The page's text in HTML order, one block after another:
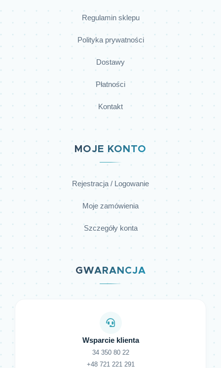
Regulamin sklepu
Polityka prywatności
Dostawy
Płatności
Kontakt
MOJE KONTO
Rejestracja / Logowanie
Moje zamówienia
Szczegóły konta
GWARANCJA
Wsparcie klienta
34 350 80 22
+48 721 221 291